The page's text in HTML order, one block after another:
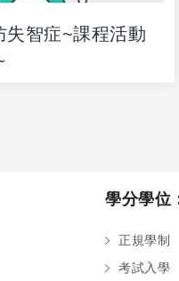
失智症~課程活動
學分學位
正規學制
考試入學